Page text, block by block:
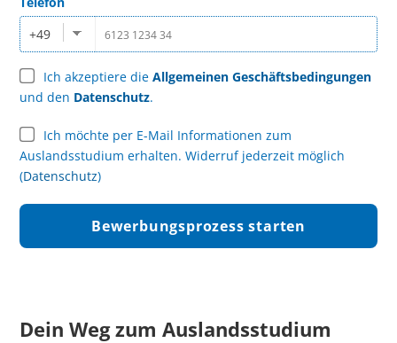
+49
Ich akzeptiere dieAllgemeinen Geschäftsbedingungen
und den Datenschutz.
Ich möchte per E-Mail Informationen zum
Auslandsstudium erhalten. Widerruf jederzeit möglich
(Datenschutz)
Dein Weg zum Auslandsstudium